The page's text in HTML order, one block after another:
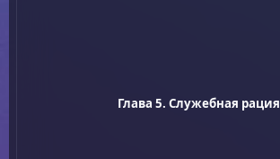
Глава 5. Служебная рация